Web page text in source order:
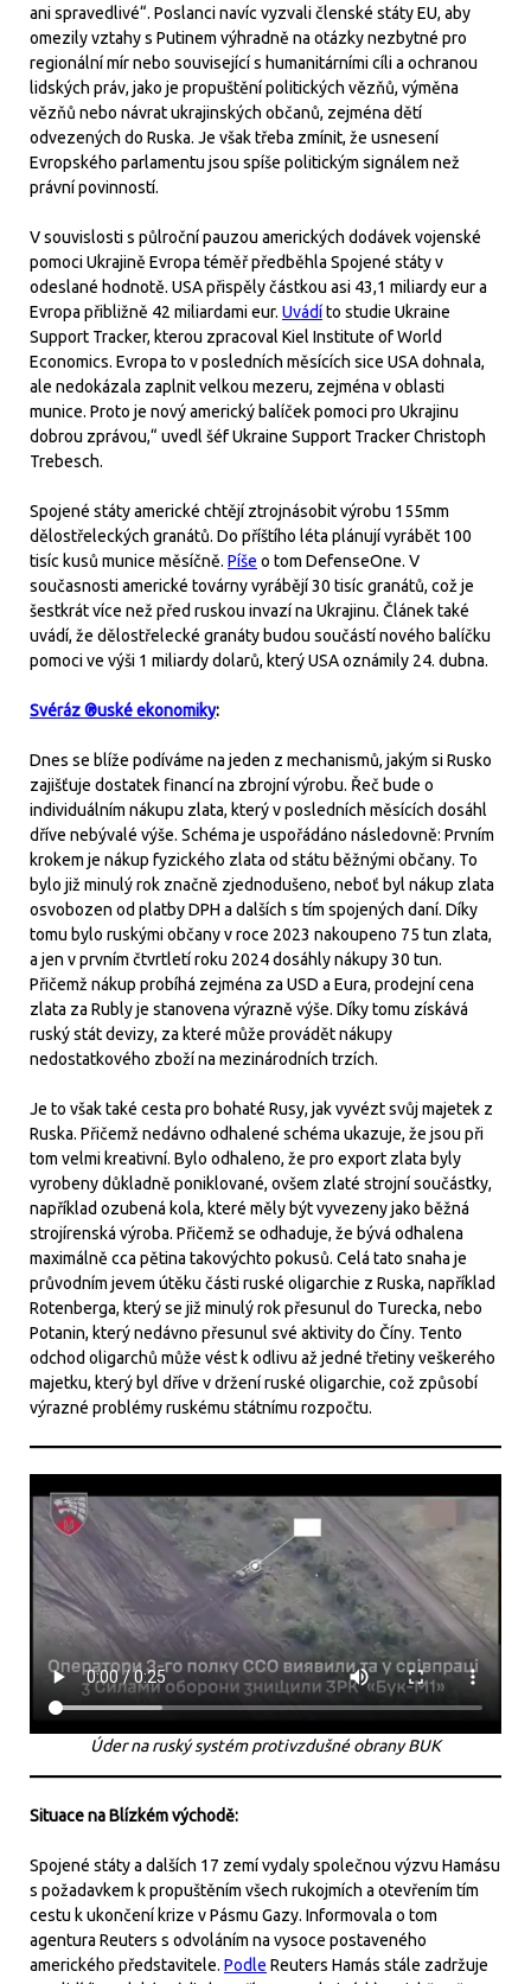
ani spravedlivé“. Poslanci navíc vyzvali členské státy EU, aby
omezily vztahy s Putinem výhradně na otázky nezbytné pro
regionální mír nebo související s humanitárními cíli a ochranou
lidských práv, jako je propuštění politických vězňů, výměna
vězňů nebo návrat ukrajinských občanů, zejména dětí
odvezených do Ruska. Je však třeba zmínit, že usnesení
Evropského parlamentu jsou spíše politickým signálem než
právní povinností.
V souvislosti s půlroční pauzou amerických dodávek vojenské
pomoci Ukrajině Evropa téměř předběhla Spojené státy v
odeslané hodnotě. USA přispěly částkou asi 43,1 miliardy eur a
Evropa přibližně 42 miliardami eur. Uvádíto studie Ukraine
Support Tracker, kterou zpracoval Kiel Institute of World
Economics. Evropa to v posledních měsících sice USA dohnala,
ale nedokázala zaplnit velkou mezeru, zejména v oblasti
munice. Proto je nový americký balíček pomoci pro Ukrajinu
dobrou zprávou,“ uvedl šéf Ukraine Support Tracker Christoph
Trebesch.
Spojené státy americké chtějí ztrojnásobit výrobu 155mm
dělostřeleckých granátů. Do příštího léta plánují vyrábět 100
tisíc kusů munice měsíčně. Píše o tom DefenseOne. V
současnosti americké továrny vyrábějí 30 tisíc granátů, což je
šestkrát více než před ruskou invazí na Ukrajinu. Článek také
uvádí, že dělostřelecké granáty budou součástí nového balíčku
pomoci ve výši 1 miliardy dolarů, který USA oznámily 24. dubna.
Svéráz ®uské ekonomiky:
Dnes se blíže podíváme na jeden z mechanismů, jakým si Rusko
zajišťuje dostatek financí na zbrojní výrobu. Řeč bude o
individuálním nákupu zlata, který v posledních měsících dosáhl
dříve nebývalé výše. Schéma je uspořádáno následovně: Prvním
krokem je nákup fyzického zlata od státu běžnými občany. To
bylo již minulý rok značně zjednodušeno, neboť byl nákup zlata
osvobozen od platby DPH a dalších s tím spojených daní. Díky
tomu bylo ruskými občany v roce 2023 nakoupeno 75 tun zlata,
a jen v prvním čtvrtletí roku 2024 dosáhly nákupy 30 tun.
Přičemž nákup probíhá zejména za USD a Eura, prodejní cena
zlata za Rubly je stanovena výrazně výše. Díky tomu získává
ruský stát devizy, za které může provádět nákupy
nedostatkového zboží na mezinárodních trzích.
Je to však také cesta pro bohaté Rusy, jak vyvézt svůj majetek z
Ruska. Přičemž nedávno odhalené schéma ukazuje, že jsou při
tom velmi kreativní. Bylo odhaleno, že pro export zlata byly
vyrobeny důkladně poniklované, ovšem zlaté strojní součástky,
například ozubená kola, které měly být vyvezeny jako běžná
strojírenská výroba. Přičemž se odhaduje, že bývá odhalena
maximálně cca pětina takovýchto pokusů. Celá tato snaha je
průvodním jevem útěku části ruské oligarchie z Ruska, například
Rotenberga, který se již minulý rok přesunul do Turecka, nebo
Potanin, který nedávno přesunul své aktivity do Číny. Tento
odchod oligarchů může vést k odlivu až jedné třetiny veškerého
majetku, který byl dříve v držení ruské oligarchie, což způsobí
výrazné problémy ruskému státnímu rozpočtu.
Úder na ruský systém protivzdušné obrany BUK
Situace na Blízkém východě:
Spojené státy a dalších 17 zemí vydaly společnou výzvu Hamásu
s požadavkem k propuštěním všech rukojmích a otevřením tím
cestu k ukončení krize v Pásmu Gazy. Informovala o tom
agentura Reuters s odvoláním na vysoce postaveného
amerického představitele. Podle Reuters Hamás stále zadržuje